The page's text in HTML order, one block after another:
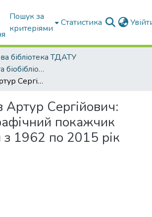
Пошук за
критеріями
Статистика
бібліотека ТДАТУ
Бібліографія та біобібліографістика вчених ТДАТУ
Кушнарьов Артур Сергійович: біобібліографічний покажчик публікацій з 1962 по 2015 рік
Сергійович:
покажчик
з 1962 по 2015 рік